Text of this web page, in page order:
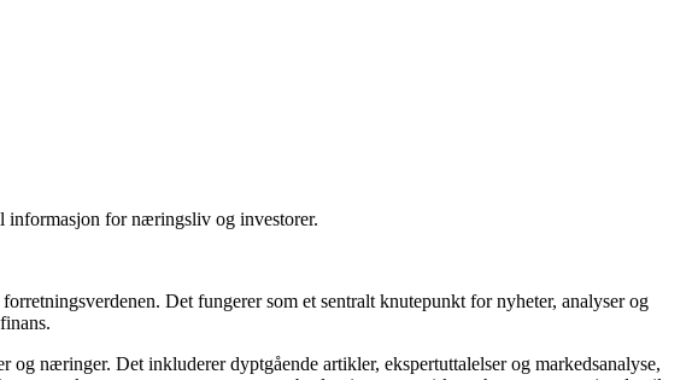
informasjon for næringsliv og investorer.
Det fungerer som et sentralt knutepunkt for nyheter, analyser og
næringer. Det inkluderer dyptgående artikler, ekspertuttalelser og markedsanalyse,